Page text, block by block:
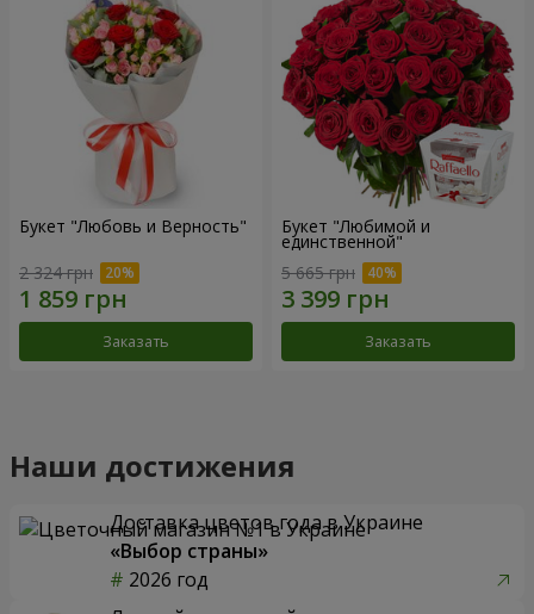
Букет "Любовь и Верность"
2 324 грн
Заказать
Букет "Любимой и
единственной"
5 665 грн
Заказать
Наши достижения
Доставка цветов года в Украине
«Выбор страны»
2026 год